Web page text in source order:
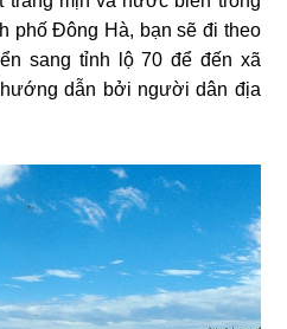
phố Đông Hà, bạn sẽ đi theo
sang tỉnh lộ 70 để đến xã
dẫn bởi người dân địa